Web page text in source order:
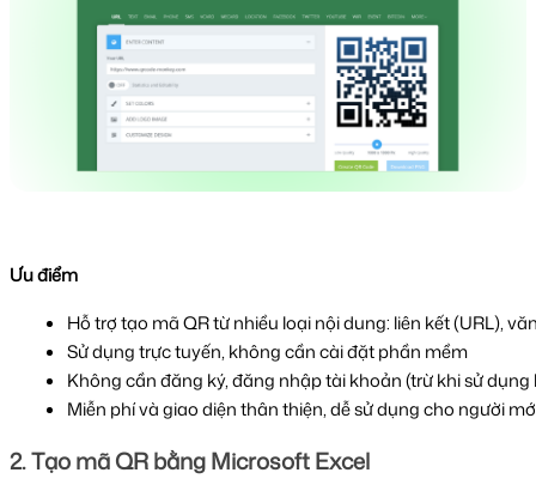
Ưu điểm
Hỗ trợ tạo mã QR từ nhiều loại nội dung: liên kết (URL),
Sử dụng trực tuyến, không cần cài đặt phần mềm
Không cần đăng ký, đăng nhập tài khoản (trừ khi sử
Miễn phí và giao diện thân thiện, dễ sử dụng cho người
2. Tạo mã QR bằng Microsoft Excel